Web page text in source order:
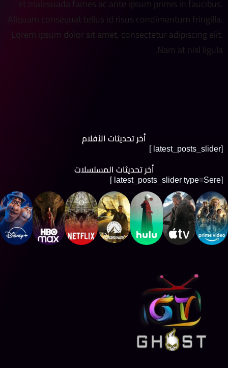
et malesuada fames ac ante ipsum primis in faucibus.
Aliquam consequat tellus id risus condimentum fringilla.
Lorem ipsum dolor sit amet, consectetur adipiscing elit.
Nam at nisl ligula.
أخر تحديثات الأفلام
[latest_posts_slider ]
أخر تحديثات المسلسلات
[latest_posts_slider type=Sere ]